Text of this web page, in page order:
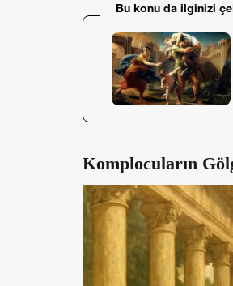
Bu konu da ilginizi
Komplocuların